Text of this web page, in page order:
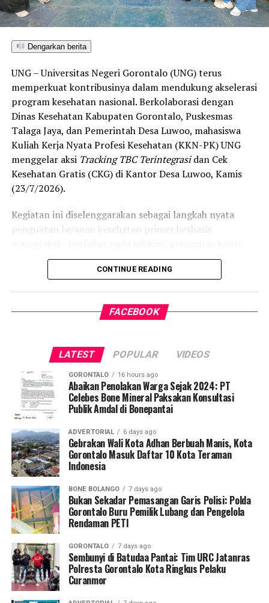
menembus kategori “Unggul”. Sementara kabupaten lain
di Gorontalo masih berada pada kategori “Berkembang”
tertinggi di kawasan SulutGo sebagaimana dipaparkan
dalam Rakorwil TPAKD,” ungkap Wawali Indra Gobel
usai kegiatan.
Indra menambahkan, skor IKAD ini membuktikan bahwa
tingkat keterjangkauan, pemanfaatan, serta inklusivitas
layanan keuangan bagi masyarakat di Kota Gorontalo
berada di posisi terdepan.
menjadi indikator kuat atas keberhasilan pemerintah
daerah dalam mendorong masyarakat agar makin
fasilitas jasa keuangan yang berkelanjutan.
Dengarkan berita
UNG – Universitas Negeri Gorontalo (UNG) terus
memperkuat kontribusinya dalam mendukung akselerasi
program kesehatan nasional. Berkolaborasi dengan
Dinas Kesehatan Kabupaten Gorontalo, Puskesmas
Talaga Jaya, dan Pemerintah Desa Luwoo, mahasiswa
Kuliah Kerja Nyata Profesi Kesehatan (KKN-PK) UNG
menggelar aksi Tracking TBC Terintegrasidan Cek
Kesehatan Gratis (CKG) di Kantor Desa Luwoo, Kamis
(23/7/2026).
Kegiatan ini diselenggarakan sebagai langkah nyata
penguatan layanan kesehatan primer berbasis
case finding), deteksi dini, serta pemutusan rantai
penularan tuberkulosis (TBC) yang masih menjadi salah
Pelaksanaan program ini didampingi secara langsung
M.Kes., dr. Siti Rakhmatia P. Th. Kum, M.Biomed., Ns. Nur
Ayun R. Yusuf, S.Kep., M.Kep., dan Ns. Sartika, S.Kep.,
M.Kep. Pendampingan akademis ini memastikan seluruh
alur intervensi medis dan edukasi berjalan sesuai standar
prosedur operasional.
Koordinator Desa KKN-PK UNG Desa Luwoo, Taufik
Mohamad Nur, menyampaikan bahwa selain mengawal
teknis pelayanan medis, mahasiswa bertindak sebagai
edukator kesehatan masyarakat.
Penyuluhan difokuskan pada pemahaman mekanisme
penularan, pengenalan gejala awal, pentingnya
hingga tuntas, serta pengikisan stigma negatif terhadap
penyintas TBC di lingkungan warga.
“Literasi kesehatan warga adalah fondasi utama dalam
CONTINUE READING
FACEBOOK
LATEST POPULAR VIDEOS
GORONTALO 16 hours ago
Abaikan Penolakan Warga Sejak 2024: PT
Celebes Bone Mineral Paksakan Konsultasi
Publik Amdal di Bonepantai
ADVERTORIAL 6 days ago
Gebrakan Wali Kota Adhan Berbuah Manis, Kota
Gorontalo Masuk Daftar 10 Kota Teraman
Indonesia
BONE BOLANGO 7 days ago
Bukan Sekadar Pemasangan Garis Polisi: Polda
Gorontalo Buru Pemilik Lubang dan Pengelola
Rendaman PETI
GORONTALO 7 days ago
Sembunyi di Batudaa Pantai: Tim URC Jatanras
Polresta Gorontalo Kota Ringkus Pelaku
Curanmor